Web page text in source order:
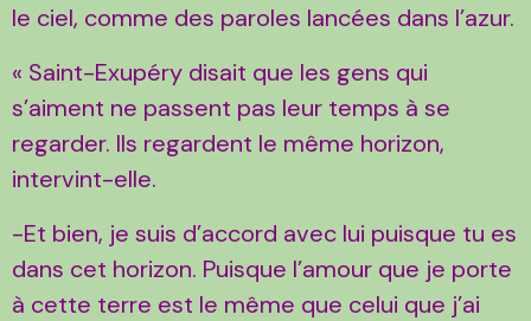
le ciel, comme des paroles lancées dans l’azur.
« Saint-Exupéry disait que les gens qui
s’aiment ne passent pas leur temps à se
regarder. Ils regardent le même horizon,
intervint-elle.
-Et bien, je suis d’accord avec lui puisque tu es
dans cet horizon. Puisque l’amour que je porte
à cette terre est le même que celui que j’ai